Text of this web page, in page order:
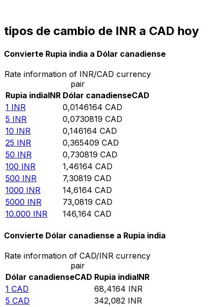
tipos de cambio de INR a CAD hoy
Convierte Rupia india a Dólar canadiense
Rate information of INR/CAD currency
pair
Rupia indiaINR Dólar canadienseCAD
1 INR 0,0146164 CAD
5 INR 0,0730819 CAD
10 INR 0,146164 CAD
25 INR 0,365409 CAD
50 INR 0,730819 CAD
100 INR 1,46164 CAD
500 INR 7,30819 CAD
1000 INR 14,6164 CAD
5000 INR 73,0819 CAD
10.000 INR 146,164 CAD
Convierte Dólar canadiense a Rupia india
Rate information of CAD/INR currency
pair
Dólar canadienseCAD Rupia indiaINR
1 CAD 68,4164 INR
5 CAD 342,082 INR